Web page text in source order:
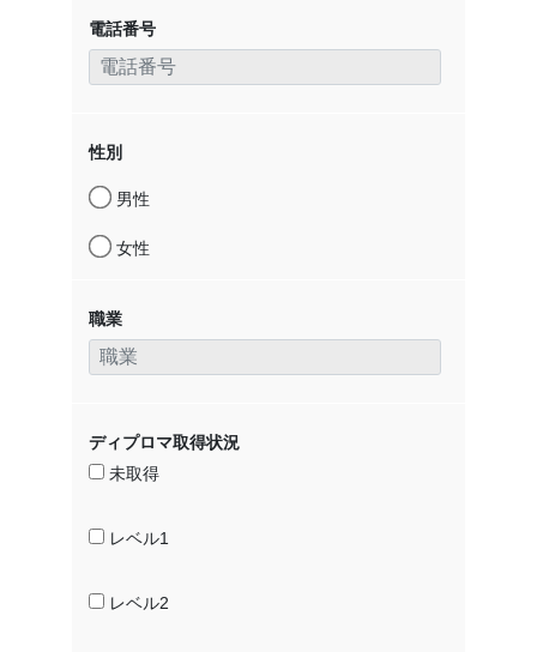
電話番号
性別
男性
女性
職業
ディプロマ取得状況
未取得
レベル1
レベル2